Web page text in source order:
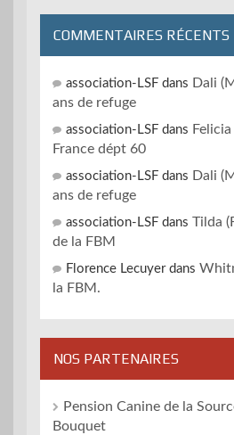
COMMENTAIRES RÉCENTS
association-LSF dans Dali
ans de refuge
association-LSF dans
France dépt 60
association-LSF dans Dali
ans de refuge
association-LSF dans Tilda
de la FBM
Florence Lecuyerdans
la FBM.
NOS PARTENAIRES
Pension Canine de la
Bouquet